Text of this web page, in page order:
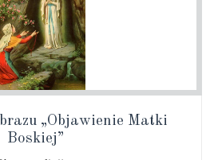
„Objawienie Matki
Boskiej”